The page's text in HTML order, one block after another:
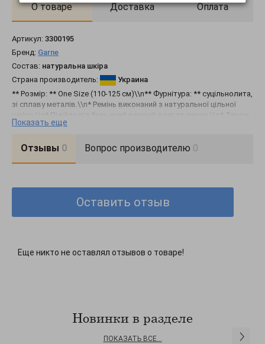
О товаре Доставка Оплата
Артикул: 3300195
Бренд: Garne
Состав: натуральна шкіра
Страна производитель:
Украина
** Розмір: ** One Size (110-125 cм)\\n** Фурнітура: ** суцільнолита,
зі сплаву металів.\\n* Ремінь виконаний з натуральної цільної
шкіри.\\n* Підійде під будь-який верхній одяг та сукню.\\n* Також
ремінь стане ідеальним подарунком, який нагадуватиме про вас
італійськими лаками та фарбами, тому такий ремінь не линяє на
Показать еще
Отзывы 0 Вопрос производителю 0
Оставить отзыв
Еще никто не оставлял отзывов о товаре!
Новинки в разделе
ПОКАЗАТЬ ВСЕ...